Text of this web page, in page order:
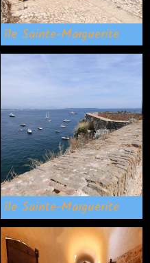
île Sainte-Marguerite
île Sainte-Marguerite